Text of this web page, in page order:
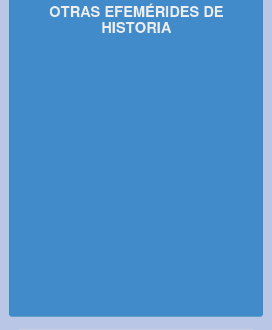
OTRAS EFEMÉRIDES DE
HISTORIA